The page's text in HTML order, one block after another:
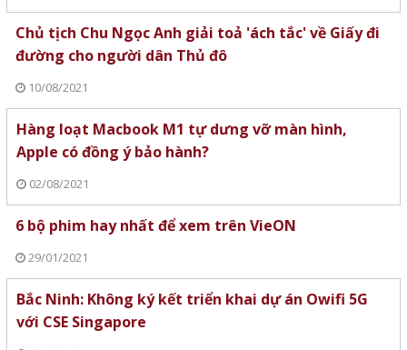
Chủ tịch Chu Ngọc Anh giải toả 'ách tắc' về Giấy đi
đường cho người dân Thủ đô
10/08/2021
Hàng loạt Macbook M1 tự dưng vỡ màn hình,
Apple có đồng ý bảo hành?
02/08/2021
6 bộ phim hay nhất để xem trên VieON
29/01/2021
Bắc Ninh: Không ký kết triển khai dự án Owifi 5G
với CSE Singapore